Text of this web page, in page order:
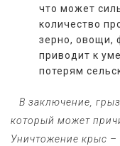
что может
количество
зерно, овощи,
приводит к
потерям
В заключение,
который может
Уничтожение крыс –